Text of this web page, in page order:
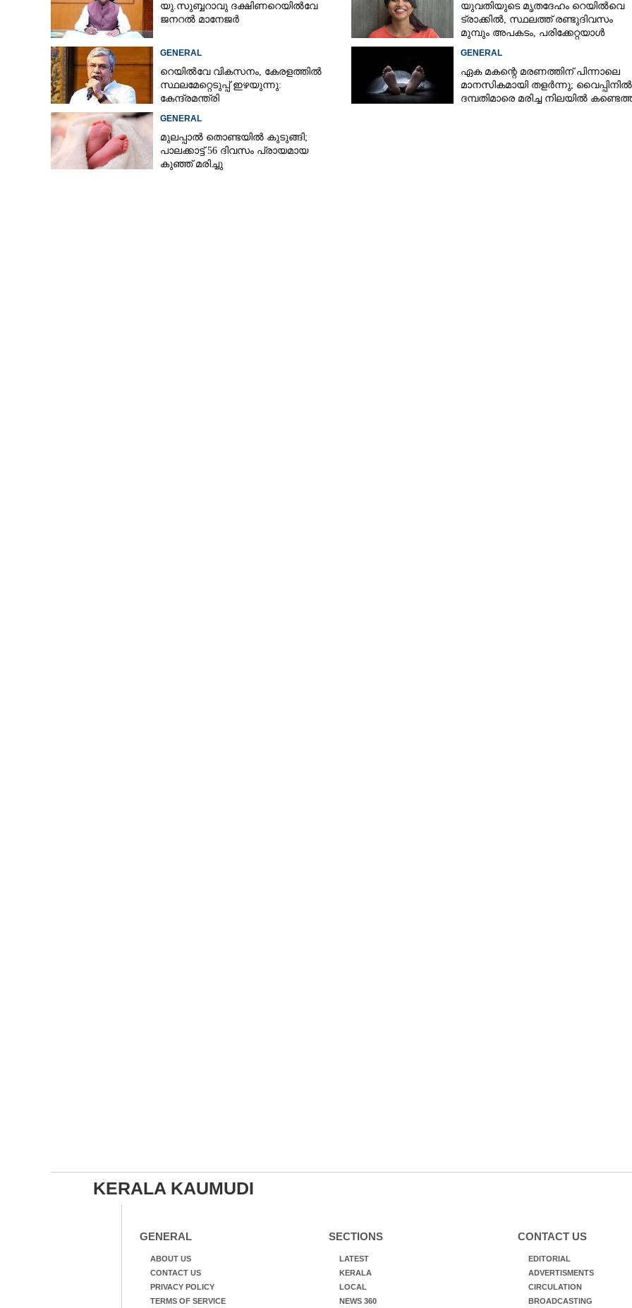
യു.സുബ്ബറാവു ദക്ഷിണറെയിൽവേ
ജനറൽ മാനേജർ
യുവതിയുടെ മൃതദേഹം റെയിൽവെ
ട്രാക്കിൽ, സ്ഥലത്ത് രണ്ടുദിവസം
മുമ്പും അപകടം, പരിക്കേറ്റയാൾ
GENERAL
റെയിൽവേ വികസനം, കേരളത്തിൽ
സ്ഥലമേറ്റെടുപ്പ് ഇഴയുന്നു:
കേന്ദ്രമന്ത്രി
GENERAL
ഏക മകന്റെ മരണത്തിന് പിന്നാലെ
മാനസികമായി തളർന്നു; വൈപ്പിനിൽ
ദമ്പതിമാരെ മരിച്ച നിലയിൽ
GENERAL
മുലപ്പാൽ തൊണ്ടയിൽ കുടുങ്ങി;
പാലക്കാട്ട് 56 ദിവസം പ്രായമായ
കുഞ്ഞ് മരിച്ചു
KERALA KAUMUDI
GENERAL
ABOUT US
CONTACT US
PRIVACY POLICY
TERMS OF SERVICE
SECTIONS
LATEST
KERALA
LOCAL
NEWS 360
CONTACT US
EDITORIAL
ADVERTISMENTS
CIRCULATION
BROADCASTING